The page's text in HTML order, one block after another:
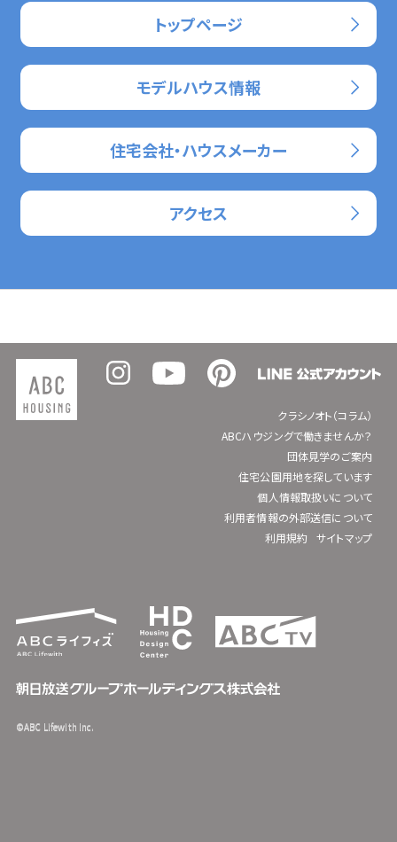
トップページ
モデルハウス情報
住宅会社・ハウスメーカー
アクセス
クラシノオト（コラム）
ABCハウジングで働きませんか？
団体見学のご案内
住宅公園用地を探しています
個人情報取扱いについて
利用者情報の外部送信について
利用規約
サイトマップ
©ABC Lifewith Inc.